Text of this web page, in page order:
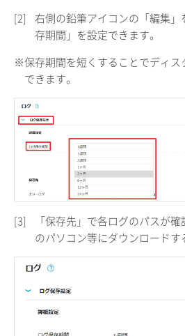
[2]
右側の鉛筆アイコンの「編集
存期間」を設定できます。
※保存期間を短くすることでディス
できます。
[3]
「保存先」で各ログのパスが
のパソコン等にダウンロードす